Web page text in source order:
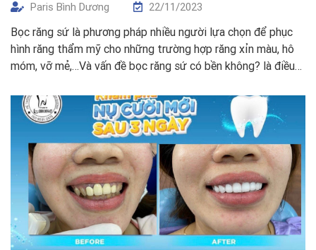
Paris Bình Dương 22/11/2023
Bọc răng sứ là phương pháp nhiều người lựa chọn để phục
hình răng thẩm mỹ cho những trường hợp răng xỉn màu, hô
móm, vỡ mẻ,…Và vấn đề bọc răng sứ có bền không? là điều
sứ. Bọc răng sứ có bền […]